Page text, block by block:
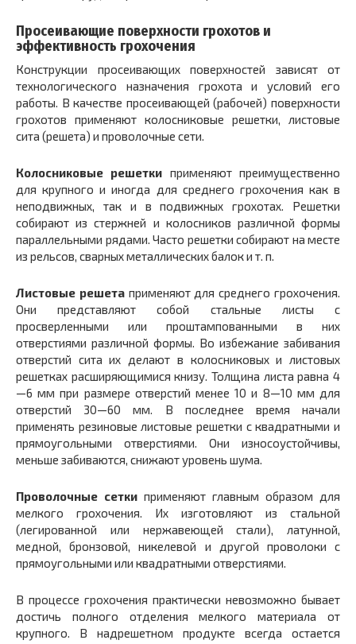
Просеивающие поверхности грохотов и
эффективность грохочения
Конструкции просеивающих поверхностей зависят от
технологического назначения грохота и условий его
работы. В качестве просеивающей (рабочей) поверхности
грохотов применяют колосниковые решетки, листовые
сита (решета) и проволочные сети.
Колосниковые решетки применяют преимущественно
для крупного и иногда для среднего грохочения как в
неподвижных, так и в подвижных грохотах. Решетки
собирают из стержней и колосников различной формы
параллельными рядами. Часто решетки собирают на месте
из рельсов, сварных металлических балок и т. п.
Листовые решетаприменяют для среднего грохочения.
Они представляют собой стальные листы с
просверленными или проштампованными в них
отверстиями различной формы. Во избежание забивания
отверстий сита их делают в колосниковых и листовых
решетках расширяющимися книзу. Толщина листа равна 4
—6 мм при размере отверстий менее 10 и 8—10 мм для
отверстий 30—60 мм. В последнее время начали
применять резиновые листовые решетки с квадратными и
прямоугольными отверстиями. Они износоустойчивы,
меньше забиваются, снижают уровень шума.
Проволочные сетки применяют главным образом для
мелкого грохочения. Их изготовляют из стальной
(легированной или нержавеющей стали), латунной,
медной, бронзовой, никелевой и другой проволоки с
прямоугольными или квадратными отверстиями.
В процессе грохочения практически невозможно бывает
достичь полного отделения мелкого материала от
крупного. В надрешетном продукте всегда остается